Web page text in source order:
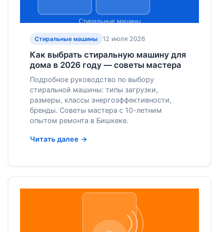
Стиральные машины 12 июля 2026
Как выбрать стиральную машину для
дома в 2026 году — советы мастера
Подробное руководство по выбору
стиральной машины: типы загрузки,
размеры, классы энергоэффективности,
бренды. Советы мастера с 10-летним
опытом ремонта в Бишкеке.
Читать далее →